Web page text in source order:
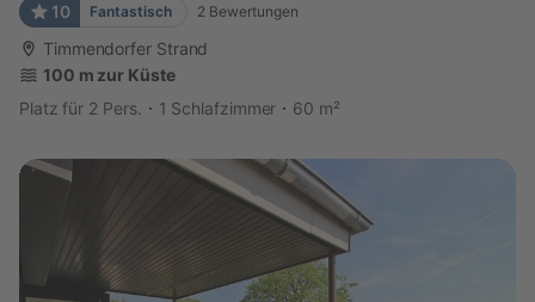
10 Fantastisch 2 Bewertungen
Timmendorfer Strand
100 m zur Küste
Platz für 2 Pers.
1 Schlafzimmer 60 m²